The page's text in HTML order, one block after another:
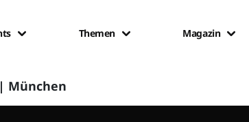
Themen Magazin
München